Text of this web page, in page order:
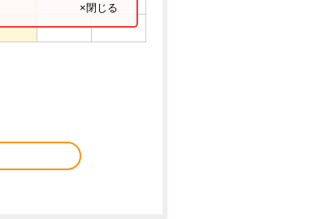
×閉じる